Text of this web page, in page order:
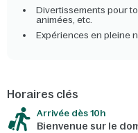
Divertissements pour
animées, etc.
Expériences en pleine
Horaires clés
Arrivée dès 10h​
Bienvenue sur le